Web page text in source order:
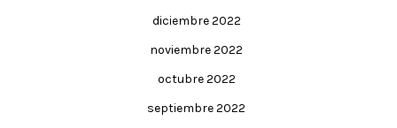
diciembre 2022
noviembre 2022
octubre 2022
septiembre 2022